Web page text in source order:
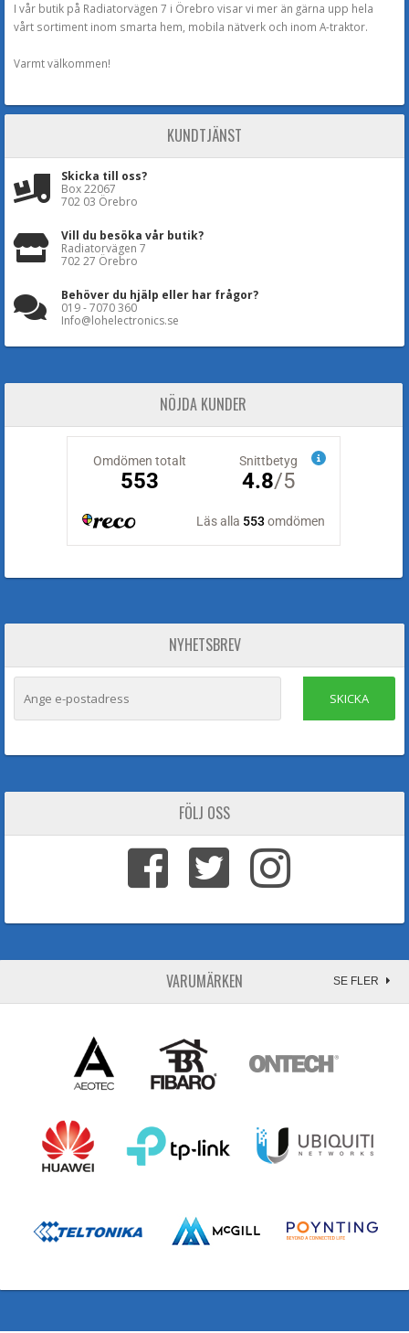
I vår butik på Radiatorvägen 7 i Örebro visar vi mer än gärna upp hela
vårt sortiment inom smarta hem, mobila nätverk och inom A-traktor.
Varmt välkommen!
KUNDTJÄNST
Skicka till oss?
Box 22067
702 03 Örebro
Vill du besöka vår butik?
Radiatorvägen 7
702 27 Örebro
Behöver du hjälp eller har frågor?
019 - 7070 360
Info@lohelectronics.se
NÖJDA KUNDER
NYHETSBREV
SKICKA
FÖLJ OSS
VARUMÄRKEN SE FLER